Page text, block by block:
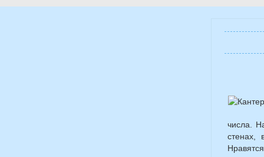
числа.
стенах,